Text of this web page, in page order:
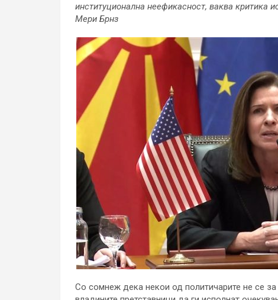
институционална неефикасност, ваква критика
Мери Брнз
Со сомнеж дека некои од политичарите не се